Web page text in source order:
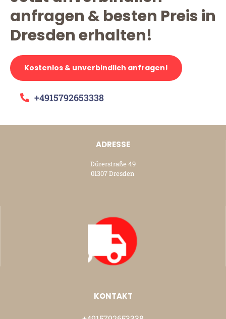
anfragen & besten Preis in
Dresden erhalten!
Kostenlos & unverbindlich anfragen!
+4915792653338
ADRESSE
Dürerstraße 49
01307 Dresden
KONTAKT